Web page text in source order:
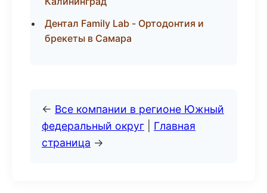
Дентал Family Lab - Ортодонтия и
брекеты в Самара
← Все компании в регионе Южный
федеральный округ
Главная
страница →